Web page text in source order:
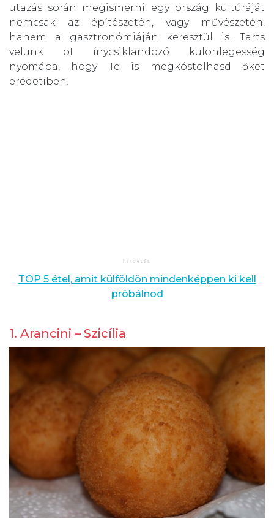
utazás során megismerni egy ország kultúráját
nemcsak az építészetén, vagy művészetén,
hanem a gasztronómiáján keresztül is. Tarts
velünk öt ínycsiklandozó különlegesség
nyomába, hogy Te is megkóstolhasd őket
eredetiben!
TOP 5 étel, amit külföldön mindenképpen ki kell
próbálnod
1. Arancini – Szicília